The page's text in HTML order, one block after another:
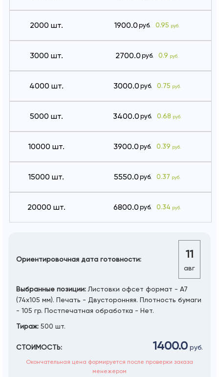
2000 шт. 1900.0 руб. 0.95 руб.
3000 шт. 2700.0 руб. 0.9 руб.
4000 шт. 3000.0 руб. 0.75 руб.
5000 шт. 3400.0 руб. 0.68 руб.
10000 шт. 3900.0 руб. 0.39 руб.
15000 шт. 5550.0 руб. 0.37 руб.
20000 шт. 6800.0 руб. 0.34 руб.
Ориентировочная дата готовности: 11
авг
Выбранные позиции: Листовки офсет формат - А7
(74х105 мм). Печать - Двусторонняя. Плотность бумаги
- 105 гр. Постпечатная обработка - Нет.
Тираж: 500 шт.
СТОИМОСТЬ: 1400.0 руб.
Окончательная цена формируется после проверки заказа
менежером